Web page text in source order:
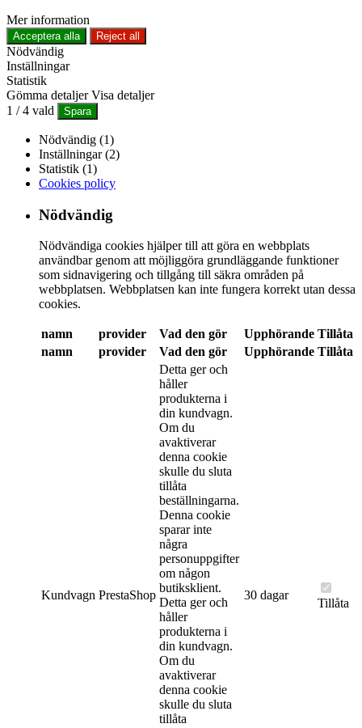
Mer information
Acceptera alla Reject all
Nödvändig
Inställningar
Statistik
Gömma detaljer Visa detaljer
1 /4 vald Spara
Nödvändig (1)
Inställningar (2)
Statistik (1)
Cookies policy
Nödvändig
Nödvändiga cookies hjälper till att göra en webbplats
användbar genom att möjliggöra grundläggande funktioner
som sidnavigering och tillgång till säkra områden på
webbplatsen. Webbplatsen kan inte fungera korrekt utan dessa
cookies.
namn provider Vad den gör Upphörande Tillåta
namn
provider Vad den gör Upphörande Tillåta
Kundvagn PrestaShop
Detta ger och
håller
produkterna i
din kundvagn.
Om du
avaktiverar
denna cookie
skulle du sluta
tillåta
beställningarna.
Denna cookie
sparar inte
några
personuppgifter
om någon
butiksklient.
Detta ger och
håller
produkterna i
din kundvagn.
Om du
avaktiverar
denna cookie
skulle du sluta
tillåta
30 dagar
Tillåta